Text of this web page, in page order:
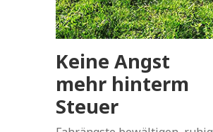
Keine Angst
mehr hinterm
Steuer